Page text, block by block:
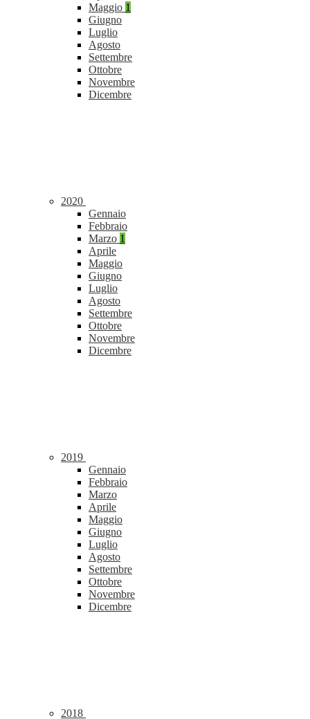
Maggio 1
Giugno
Luglio
Agosto
Settembre
Ottobre
Novembre
Dicembre
2020
Gennaio
Febbraio
Marzo 1
Aprile
Maggio
Giugno
Luglio
Agosto
Settembre
Ottobre
Novembre
Dicembre
2019
Gennaio
Febbraio
Marzo
Aprile
Maggio
Giugno
Luglio
Agosto
Settembre
Ottobre
Novembre
Dicembre
2018